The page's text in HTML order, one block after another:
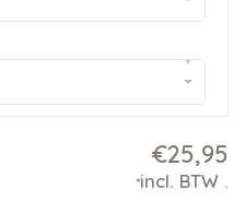
▾
€25,95
*incl. BTW .